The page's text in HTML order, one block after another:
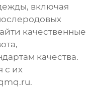
включая
качественные
,
качества.
с их